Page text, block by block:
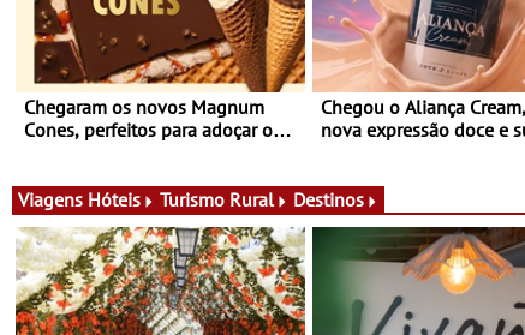
Chegaram os novos Magnum
Cones, perfeitos para adoçar o
Chegou o Aliança
nova expressão doce e
Viagens Hóteis Turismo Rural Destinos